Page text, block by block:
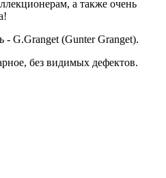
а также очень
G.Granget (Gunter Granget).
без видимых дефектов.